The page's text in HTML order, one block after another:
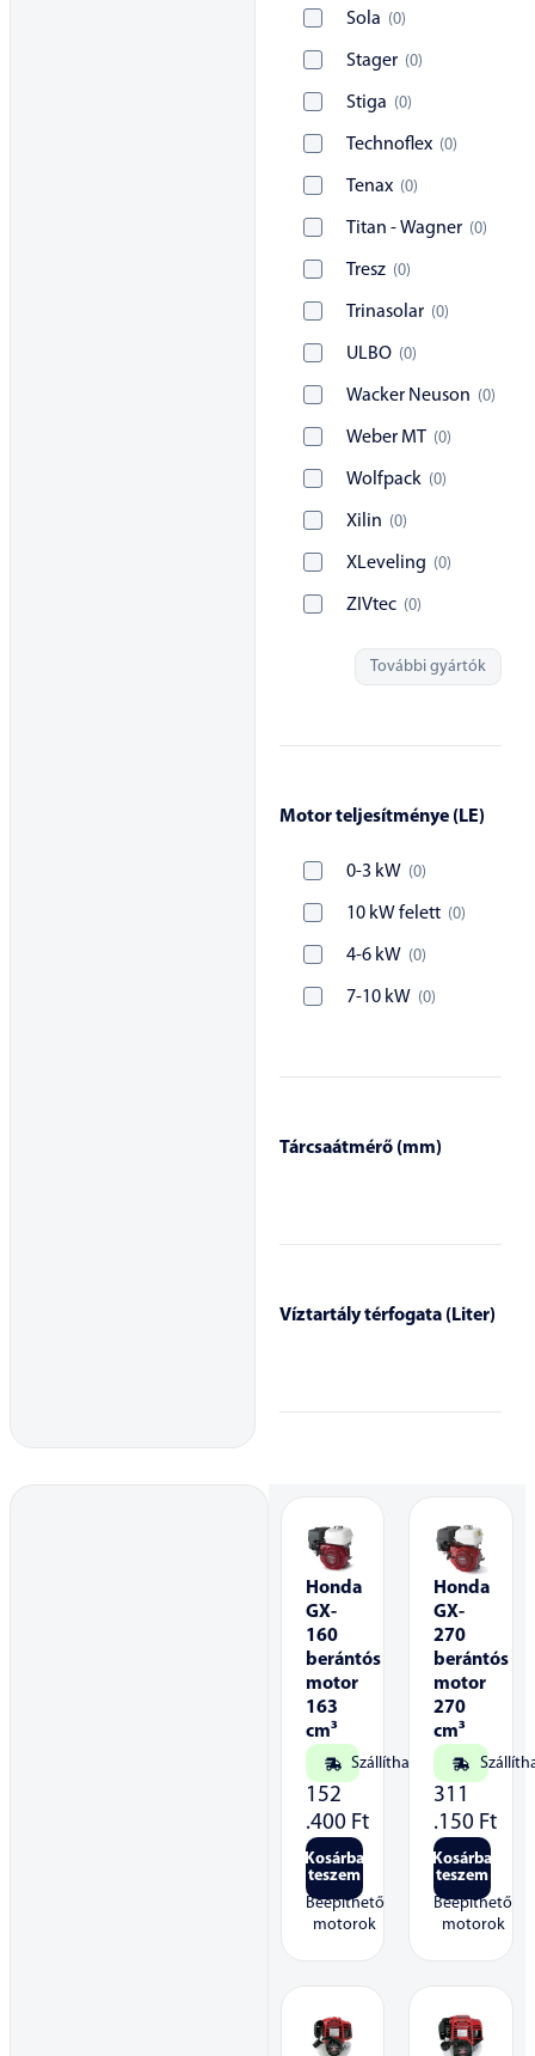
Sola (0)
Stager (0)
Stiga (0)
Technoflex (0)
Tenax (0)
Titan - Wagner (0)
Tresz (0)
Trinasolar (0)
ULBO (0)
Wacker Neuson (0)
Weber MT (0)
Wolfpack (0)
Xilin (0)
XLeveling (0)
ZIVtec (0)
További gyártók
Motor teljesítménye (LE)
0-3 kW (0)
10 kW felett (0)
4-6 kW (0)
7-10 kW (0)
Tárcsaátmérő (mm)
Víztartály térfogata (Liter)
Honda
GX-
160
berántós
motor
163
cm³
Szállítható
152
.400 Ft
Kosárba
teszem
Beépíthető
motorok
Honda
GX-
270
berántós
motor
270
cm³
311
.150 Ft
Kosárba
teszem
Beépíthető
motorok